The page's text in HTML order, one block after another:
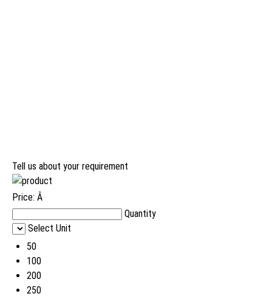
Tell us about your requirement
Price: Â
Quantity
Select Unit
50
100
200
250